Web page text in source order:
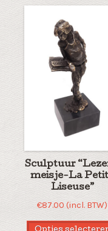
Sculptuur
meisje-La
Liseuse”
€87.00 (incl. BTW)